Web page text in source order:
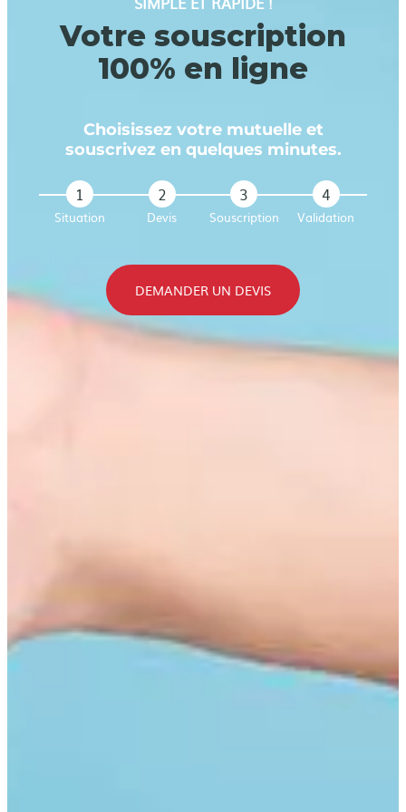
Votre souscription
100% en ligne
Choisissez votre mutuelle et
souscrivez en quelques minutes.
1
Situation
2
Devis
3
Souscription
4
Validation
DEMANDER UN DEVIS